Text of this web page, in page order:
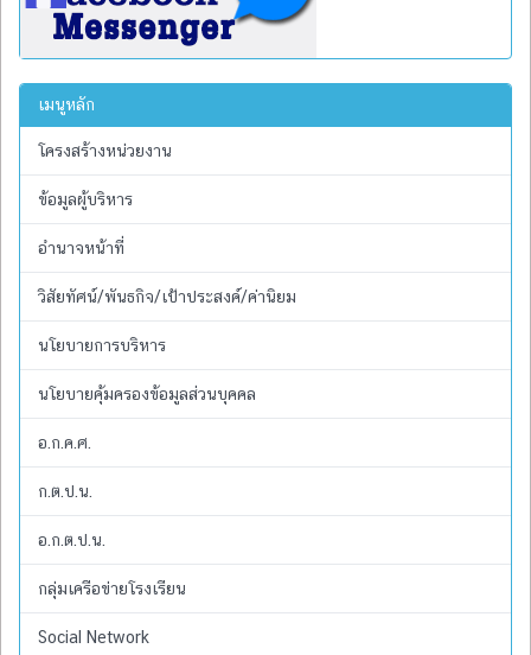
เมนูหลัก
โครงสร้างหน่วยงาน
ข้อมูลผู้บริหาร
อำนาจหน้าที่
วิสัยทัศน์/พันธกิจ/เป้าประสงค์/ค่านิยม
นโยบายการบริหาร
นโยบายคุ้มครองข้อมูลส่วนบุคคล
อ.ก.ค.ศ.
ก.ต.ป.น.
อ.ก.ต.ป.น.
กลุ่มเครือข่ายโรงเรียน
Social Network